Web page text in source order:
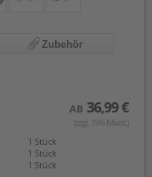
Zubehör
AB 36,99 €
(zzgl. 19% Mwst.)
1 Stück
1 Stück
1 Stück